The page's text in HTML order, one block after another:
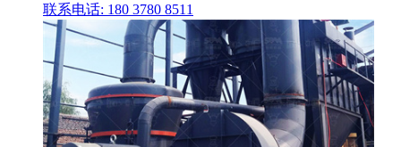
联系电话: 180 3780 8511